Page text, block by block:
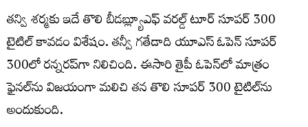
తన్వి శర్మకు ఇదే తొలి బీడబ్ల్యూఎఫ్‌ వరల్డ్ టూర్‌ సూపర్ 300
టైటిల్‌ కావడం విశేషం. తన్వీ గతేడాది యూఎస్ ఓపెన్ సూపర్
300లో రన్నరప్‌గా నిలిచింది. ఈసారి తైపీ ఓపెన్‌లో మాత్రం
ఫైనల్‌ను విజయంగా మలిచి తన తొలి సూపర్ 300 టైటిల్‌ను
అందుకుంది.